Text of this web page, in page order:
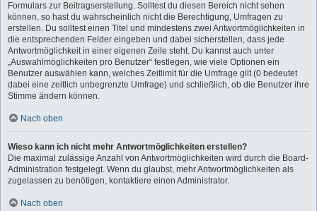
Formulars zur Beitragserstellung. Solltest du diesen Bereich nicht sehen
können, so hast du wahrscheinlich nicht die Berechtigung, Umfragen zu
erstellen. Du solltest einen Titel und mindestens zwei Antwortmöglichkeiten in
die entsprechenden Felder eingeben und dabei sicherstellen, dass jede
Antwortmöglichkeit in einer eigenen Zeile steht. Du kannst auch unter
„Auswahlmöglichkeiten pro Benutzer“ festlegen, wie viele Optionen ein
Benutzer auswählen kann, welches Zeitlimit für die Umfrage gilt (0 bedeutet
dabei eine zeitlich unbegrenzte Umfrage) und schließlich, ob die Benutzer ihre
Stimme ändern können.
Nach oben
Wieso kann ich nicht mehr Antwortmöglichkeiten erstellen?
Die maximal zulässige Anzahl von Antwortmöglichkeiten wird durch die Board-
Administration festgelegt. Wenn du glaubst, mehr Antwortmöglichkeiten als
zugelassen zu benötigen, kontaktiere einen Administrator.
Nach oben